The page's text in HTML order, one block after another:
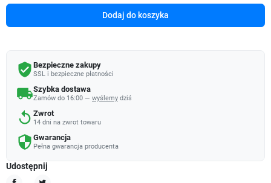
Dodaj do koszyka
verified_user Bezpieczne zakupy
SSL i bezpieczne płatności
local_shippingSzybka dostawa
Zamów do 16:00 — wyślemy dziś
replay Zwrot
14 dni na zwrot towaru
security Gwarancja
Pełna gwarancja producenta
Udostępnij